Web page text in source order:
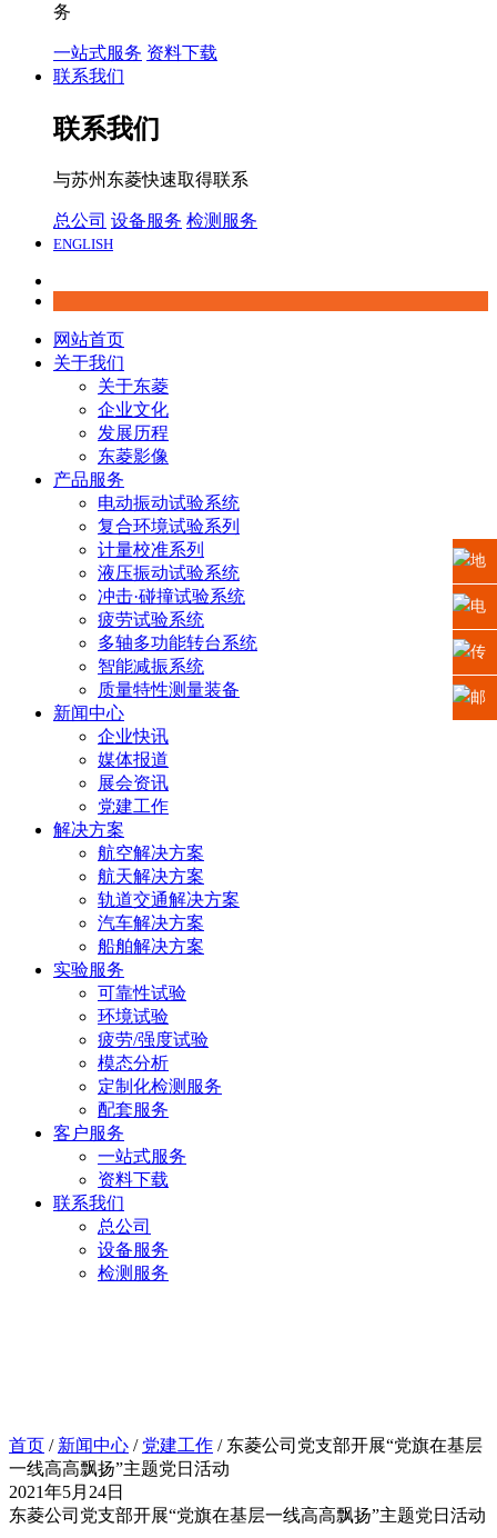
务
一站式服务 资料下载
联系我们
联系我们
与苏州东菱快速取得联系
总公司 设备服务 检测服务
ENGLISH
网站首页
关于我们
关于东菱
企业文化
发展历程
东菱影像
产品服务
电动振动试验系统
复合环境试验系列
计量校准系列
液压振动试验系统
冲击·碰撞试验系统
疲劳试验系统
多轴多功能转台系统
智能减振系统
质量特性测量装备
新闻中心
企业快讯
媒体报道
展会资讯
党建工作
解决方案
航空解决方案
航天解决方案
轨道交通解决方案
汽车解决方案
船舶解决方案
实验服务
可靠性试验
环境试验
疲劳/强度试验
模态分析
定制化检测服务
配套服务
客户服务
一站式服务
资料下载
联系我们
总公司
设备服务
检测服务
首页 / 新闻中心 / 党建工作 / 东菱公司党支部开展“党旗在基层
一线高高飘扬”主题党日活动
2021年5月24日
东菱公司党支部开展“党旗在基层一线高高飘扬”主题党日活动
地
址：
江苏
省苏
电
话：
0512-
传
真：
邮